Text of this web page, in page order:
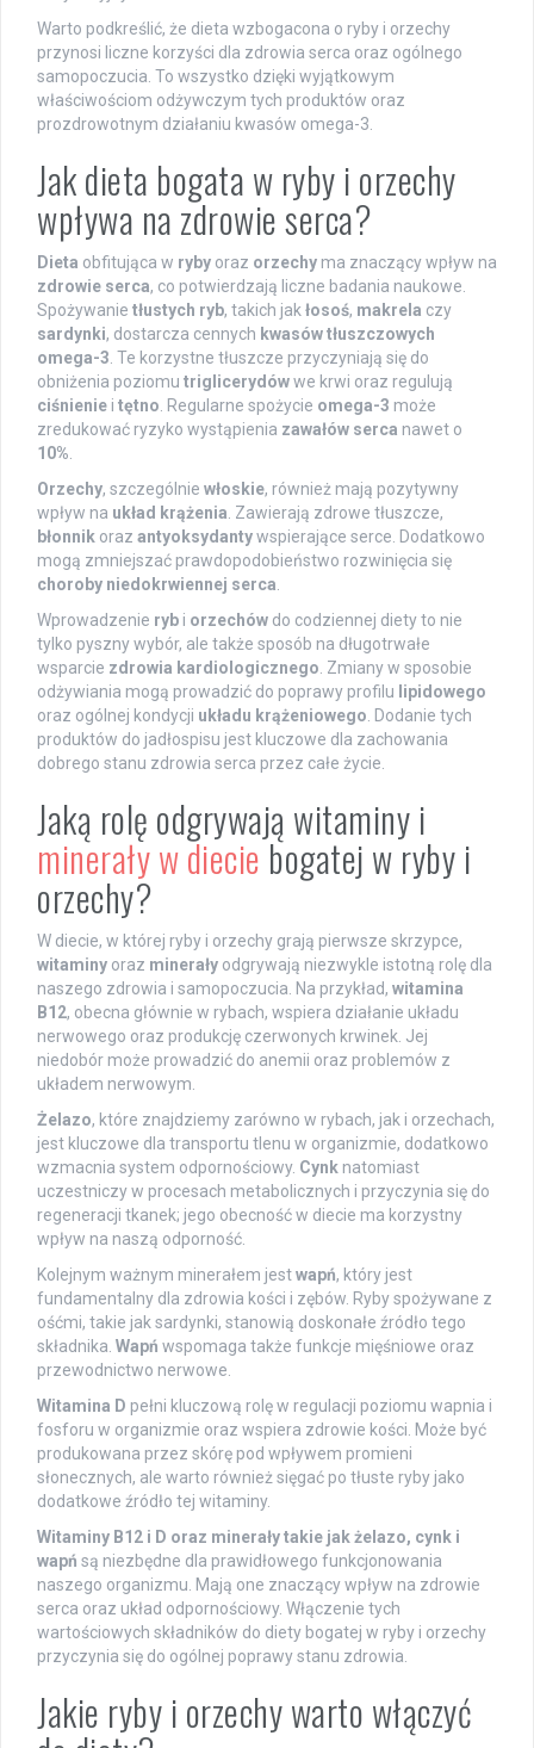
Warto podkreślić, że dieta wzbogacona o ryby i orzechy
przynosi liczne korzyści dla zdrowia serca oraz ogólnego
samopoczucia. To wszystko dzięki wyjątkowym
właściwościom odżywczym tych produktów oraz
prozdrowotnym działaniu kwasów omega-3.
Jak dieta bogata w ryby i orzechy
wpływa na zdrowie serca?
Dieta obfitująca w ryby oraz orzechy ma znaczący wpływ na
zdrowie serca, co potwierdzają liczne badania naukowe.
Spożywanie tłustych ryb, takich jakłosoś, makrela czy
sardynki, dostarcza cennych kwasów tłuszczowych
omega-3. Te korzystne tłuszcze przyczyniają się do
obniżenia poziomu triglicerydówwe krwi oraz regulują
ciśnienie i tętno. Regularne spożycie omega-3 może
zredukować ryzyko wystąpienia zawałów serca nawet o
10%.
Orzechy, szczególnie włoskie, również mają pozytywny
wpływ na układ krążenia. Zawierają zdrowe tłuszcze,
błonnik oraz antyoksydantywspierające serce. Dodatkowo
mogą zmniejszać prawdopodobieństwo rozwinięcia się
choroby niedokrwiennej serca.
Wprowadzenie ryb i orzechów do codziennej diety to nie
tylko pyszny wybór, ale także sposób na długotrwałe
wsparcie zdrowia kardiologicznego. Zmiany w sposobie
odżywiania mogą prowadzić do poprawy profilu lipidowego
oraz ogólnej kondycji układu krążeniowego. Dodanie tych
produktów do jadłospisu jest kluczowe dla zachowania
dobrego stanu zdrowia serca przez całe życie.
Jaką rolę odgrywają witaminy i
minerały w diecie bogatej w ryby i
orzechy?
W diecie, w której ryby i orzechy grają pierwsze skrzypce,
witaminy oraz minerały odgrywają niezwykle istotną rolę dla
naszego zdrowia i samopoczucia. Na przykład, witamina
B12, obecna głównie w rybach, wspiera działanie układu
nerwowego oraz produkcję czerwonych krwinek. Jej
niedobór może prowadzić do anemii oraz problemów z
układem nerwowym.
Żelazo, które znajdziemy zarówno w rybach, jak i orzechach,
jest kluczowe dla transportu tlenu w organizmie, dodatkowo
wzmacnia system odpornościowy. Cynk natomiast
uczestniczy w procesach metabolicznych i przyczynia się do
regeneracji tkanek; jego obecność w diecie ma korzystny
wpływ na naszą odporność.
Kolejnym ważnym minerałem jestwapń, który jest
fundamentalny dla zdrowia kości i zębów. Ryby spożywane z
ośćmi, takie jak sardynki, stanowią doskonałe źródło tego
składnika. Wapń wspomaga także funkcje mięśniowe oraz
przewodnictwo nerwowe.
Witamina D pełni kluczową rolę w regulacji poziomu wapnia i
fosforu w organizmie oraz wspiera zdrowie kości. Może być
produkowana przez skórę pod wpływem promieni
słonecznych, ale warto również sięgać po tłuste ryby jako
dodatkowe źródło tej witaminy.
Witaminy B12 i D oraz minerały takie jak żelazo, cynk i
wapń są niezbędne dla prawidłowego funkcjonowania
naszego organizmu. Mają one znaczący wpływ na zdrowie
serca oraz układ odpornościowy. Włączenie tych
wartościowych składników do diety bogatej w ryby i orzechy
przyczynia się do ogólnej poprawy stanu zdrowia.
Jakie ryby i orzechy warto włączyć